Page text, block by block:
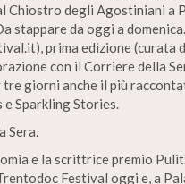
Chiostro degli Agostiniani a
stappare da oggi a
prima edizione (curata
con il Corriere della
tre giorni anche il più
e Sparkling Stories.
Sera.
e la scrittrice premio
Festival oggi e, a